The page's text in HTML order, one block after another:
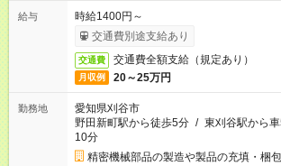
給与
時給1400円～
交通費別途支給あり
交通費 交通費全額支給（規定あり）
月収例 20～25万円
勤務地
愛知県刈谷市
野田新町駅から徒歩5分 / 東刈谷駅から
10分
精密機械部品の製造や製品の充填・梱包